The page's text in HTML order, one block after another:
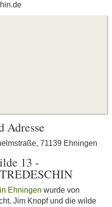
Adresse
71139 Ehningen
13 -
Ehningen wurde von
Jim Knopf und die wilde